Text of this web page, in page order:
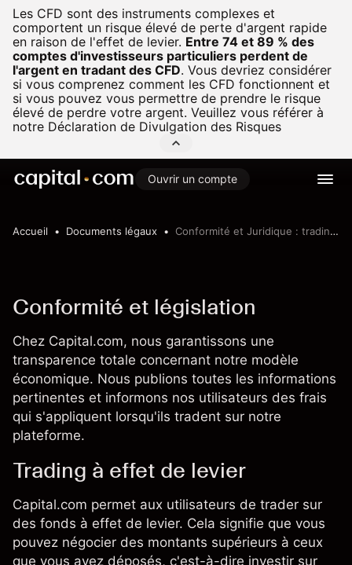
Les CFD sont des instruments complexes et
comportent un risque élevé de perte d'argent rapide
en raison de l'effet de levier. Entre 74 et 89 % des
comptes d'investisseurs particuliers perdent de
l'argent en tradant des CFD. Vous devriez considérer
si vous comprenez comment les CFD fonctionnent et
si vous pouvez vous permettre de prendre le risque
élevé de perdre votre argent. Veuillez vous référer à
notre Déclaration de Divulgation des Risques
Ouvrir un compte
Accueil Documents légaux Conformité et Juridique : trading de CFD
Conformité et législation
Chez Capital.com, nous garantissons une
transparence totale concernant notre modèle
économique. Nous publions toutes les informations
pertinentes et informons nos utilisateurs des frais
qui s'appliquent lorsqu'ils tradent sur notre
plateforme.
Trading à effet de levier
Capital.com permet aux utilisateurs de trader sur
des fonds à effet de levier. Cela signifie que vous
pouvez négocier des montants supérieurs à ceux
que vous avez déposés, c'est-à-dire investir sur